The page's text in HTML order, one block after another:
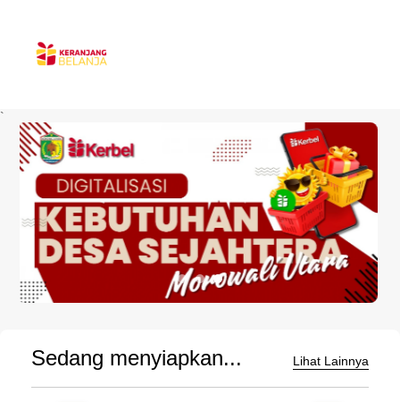
`
Sedang menyiapkan... Lihat Lainnya